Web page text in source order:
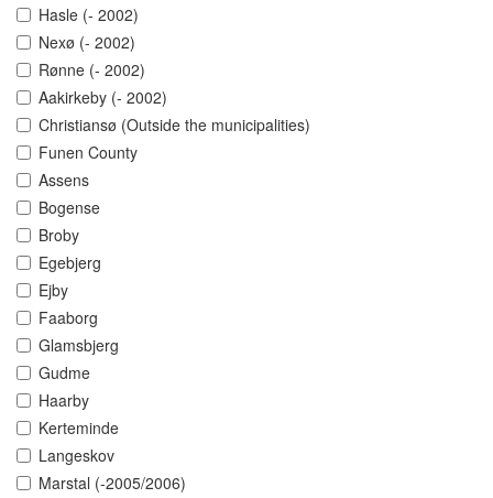
Hasle (- 2002)
Nexø (- 2002)
Rønne (- 2002)
Aakirkeby (- 2002)
Christiansø (Outside the municipalities)
Funen County
Assens
Bogense
Broby
Egebjerg
Ejby
Faaborg
Glamsbjerg
Gudme
Haarby
Kerteminde
Langeskov
Marstal (-2005/2006)